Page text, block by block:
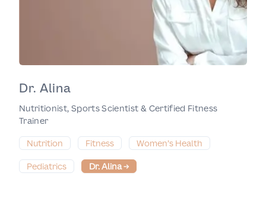
Dr. Alina
Nutritionist, Sports Scientist & Certified Fitness
Trainer
Nutrition
Fitness Women’s Health
Pediatrics Dr. Alina→